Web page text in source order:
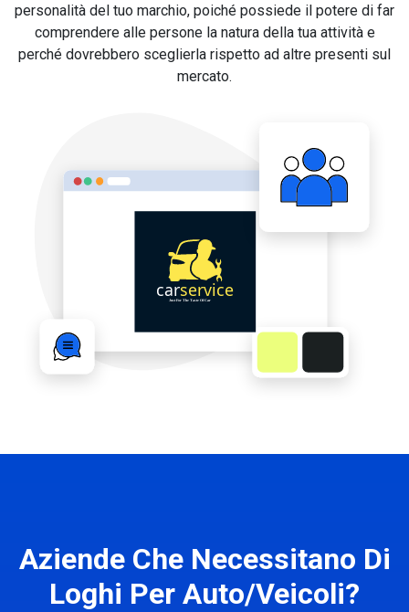
personalità del tuo marchio, poiché possiede il potere di far
comprendere alle persone la natura della tua attività e
perché dovrebbero sceglierla rispetto ad altre presenti sul
mercato.
Aziende Che Necessitano Di
Loghi Per Auto/Veicoli?